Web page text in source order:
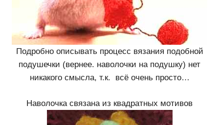
Подробно описывать процесс вязания подобной
подушечки (вернее. наволочки на подушку) нет
никакого смысла, т.к. всё очень просто…
Наволочка связана из квадратных мотивов